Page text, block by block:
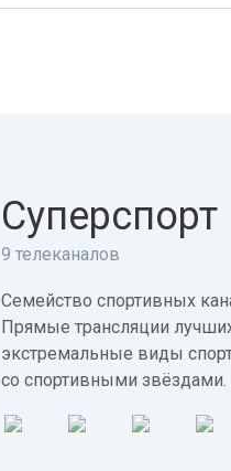
Суперспорт
9 телеканалов
Семейство спортивных
Прямые трансляции
экстремальные виды
со спортивными звёздами.